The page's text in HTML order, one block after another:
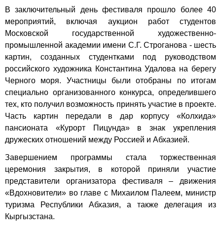
В заключительный день фестиваля прошло более 40
мероприятий, включая аукцион работ студентов
Московской государственной художественно-
промышленной академии имени С.Г. Строганова - шесть
картин, созданных студентками под руководством
российского художника Константина Удалова на берегу
Черного моря. Участницы были отобраны по итогам
специально организованного конкурса, определившего
тех, кто получил возможность принять участие в проекте.
Часть картин передали в дар корпусу «Колхида»
пансионата «Курорт Пицунда» в знак укрепления
дружеских отношений между Россией и Абхазией.
Завершением программы стала торжественная
церемония закрытия, в которой приняли участие
представители организатора фестиваля – движения
«Вдохновители» во главе с Михаилом Палеем, министр
туризма Республики Абхазия, а также делегация из
Кыргызстана.